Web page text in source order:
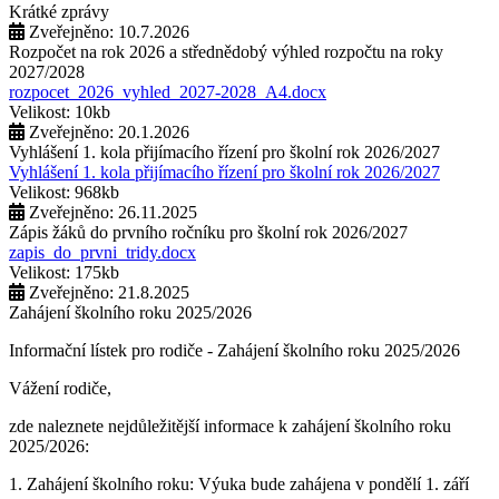
Krátké zprávy
Zveřejněno: 10.7.2026
Rozpočet na rok 2026 a střednědobý výhled rozpočtu na roky
2027/2028
rozpocet_2026_vyhled_2027-2028_A4.docx
Velikost: 10kb
Zveřejněno: 20.1.2026
Vyhlášení 1. kola přijímacího řízení pro školní rok 2026/2027
Vyhlášení 1. kola přijímacího řízení pro školní rok 2026/2027
Velikost: 968kb
Zveřejněno: 26.11.2025
Zápis žáků do prvního ročníku pro školní rok 2026/2027
zapis_do_prvni_tridy.docx
Velikost: 175kb
Zveřejněno: 21.8.2025
Zahájení školního roku 2025/2026
Informační lístek pro rodiče - Zahájení školního roku 2025/2026
Vážení rodiče,
zde naleznete nejdůležitější informace k zahájení školního roku
2025/2026:
1. Zahájení školního roku: Výuka bude zahájena v pondělí 1. září